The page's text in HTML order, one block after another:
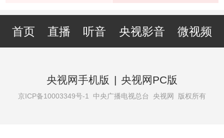
首页 直播 听音 央视影音 微视频
央视网手机版 | 央视网PC版
京ICP备10003349号-1 中央广播电视总台 央视网 版权所有